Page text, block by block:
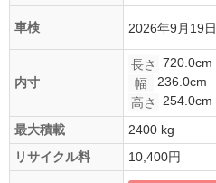
車検 2026年9月19日
内寸
長さ
720.0cm
幅
236.0cm
高さ
254.0cm
最大積載
2400 kg
リサイクル料
10,400円